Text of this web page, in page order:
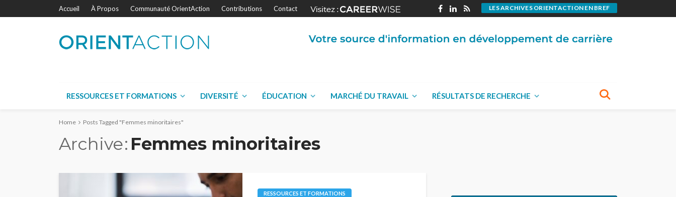
Accueil À Propos Communauté OrientAction Contributions Contact LES ARCHIVES ORIENTACTION EN BREF
RESSOURCES ET FORMATIONS DIVERSITÉ ÉDUCATION MARCHÉ DU TRAVAIL RÉSULTATS DE RECHERCHE
Home Posts Tagged "Femmes minoritaires"
Archive Femmes minoritaires
RESSOURCES ET FORMATIONS